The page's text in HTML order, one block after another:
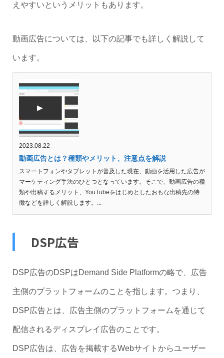
えやすいというメリットもあります。
動画広告については、以下の記事でも詳しく解説して
います。
2023.08.22
動画広告とは？種類やメリット、注意点を解説
スマートフォンやタブレットが普及した現在、動画を活用した広告が
マーケティング手法のひとつとなっています。そこで、動画広告の種
類や出稿するメリット、YouTubeをはじめとしたおもな出稿先の特
徴などを詳しく解説します。...
DSP広告
DSP広告のDSPはDemand Side Platformの略で、広告
主側のプラットフォームのことを指します。つまり、
DSP広告とは、広告主側のプラットフォームを通じて
配信されるディスプレイ広告のことです。
DSP広告は、広告を掲載するWebサイトからユーザー